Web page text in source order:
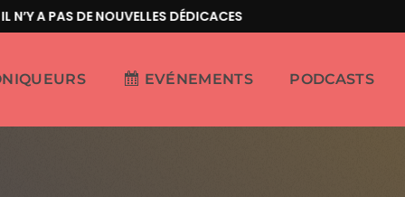
A PAS DE NOUVELLES DÉDICACES
EVÉNEMENTS PODCASTS